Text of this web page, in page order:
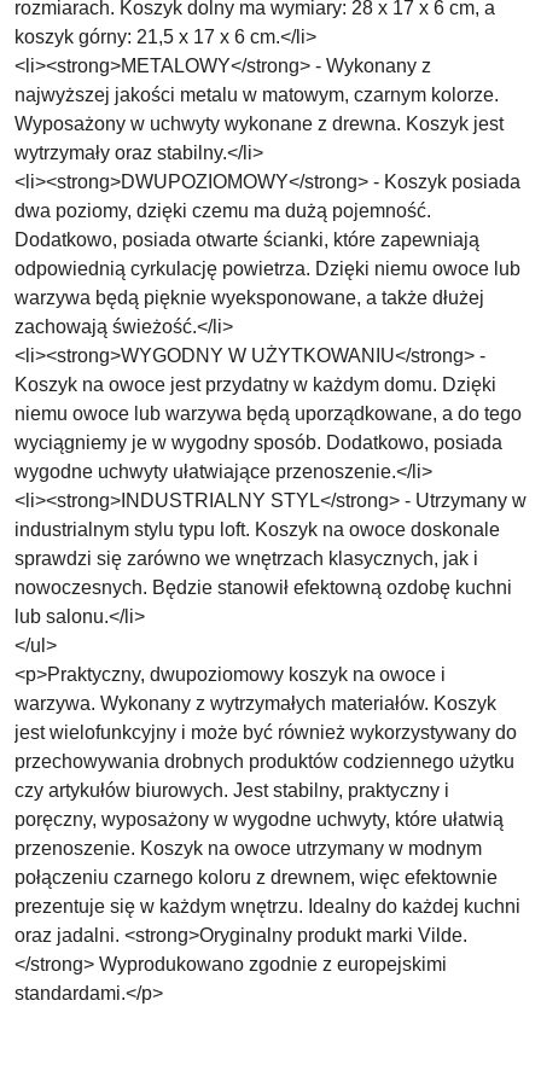
rozmiarach. Koszyk dolny ma wymiary: 28 x 17 x 6 cm, a
koszyk górny: 21,5 x 17 x 6 cm.</li>
<li><strong>METALOWY</strong> - Wykonany z
najwyższej jakości metalu w matowym, czarnym kolorze.
Wyposażony w uchwyty wykonane z drewna. Koszyk jest
wytrzymały oraz stabilny.</li>
<li><strong>DWUPOZIOMOWY</strong> - Koszyk posiada
dwa poziomy, dzięki czemu ma dużą pojemność.
Dodatkowo, posiada otwarte ścianki, które zapewniają
odpowiednią cyrkulację powietrza. Dzięki niemu owoce lub
warzywa będą pięknie wyeksponowane, a także dłużej
zachowają świeżość.</li>
<li><strong>WYGODNY W UŻYTKOWANIU</strong> -
Koszyk na owoce jest przydatny w każdym domu. Dzięki
niemu owoce lub warzywa będą uporządkowane, a do tego
wyciągniemy je w wygodny sposób. Dodatkowo, posiada
wygodne uchwyty ułatwiające przenoszenie.</li>
<li><strong>INDUSTRIALNY STYL</strong> - Utrzymany w
industrialnym stylu typu loft. Koszyk na owoce doskonale
sprawdzi się zarówno we wnętrzach klasycznych, jak i
nowoczesnych. Będzie stanowił efektowną ozdobę kuchni
lub salonu.</li>
</ul>
<p>Praktyczny, dwupoziomowy koszyk na owoce i
warzywa. Wykonany z wytrzymałych materiałów. Koszyk
jest wielofunkcyjny i może być również wykorzystywany do
przechowywania drobnych produktów codziennego użytku
czy artykułów biurowych. Jest stabilny, praktyczny i
poręczny, wyposażony w wygodne uchwyty, które ułatwią
przenoszenie. Koszyk na owoce utrzymany w modnym
połączeniu czarnego koloru z drewnem, więc efektownie
prezentuje się w każdym wnętrzu. Idealny do każdej kuchni
oraz jadalni. <strong>Oryginalny produkt marki Vilde.
</strong> Wyprodukowano zgodnie z europejskimi
standardami.</p>